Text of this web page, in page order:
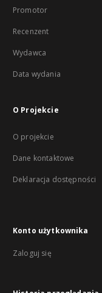
Promotor
Recenzent
Wydawca
Data wydania
O Projekcie
O projekcie
Dane kontaktowe
Deklaracja dostępności
Konto użytkownika
Zaloguj się